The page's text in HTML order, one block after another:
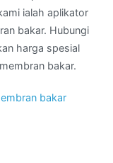
ialah aplikator
bakar. Hubungi
harga spesial
bakar.